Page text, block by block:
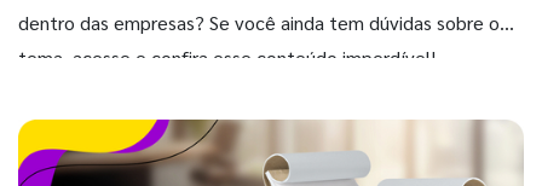
dentro das empresas? Se você ainda tem dúvidas sobre o
tema, acesse e confira esse conteúdo imperdível!